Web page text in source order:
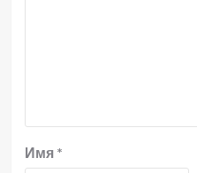
Имя *